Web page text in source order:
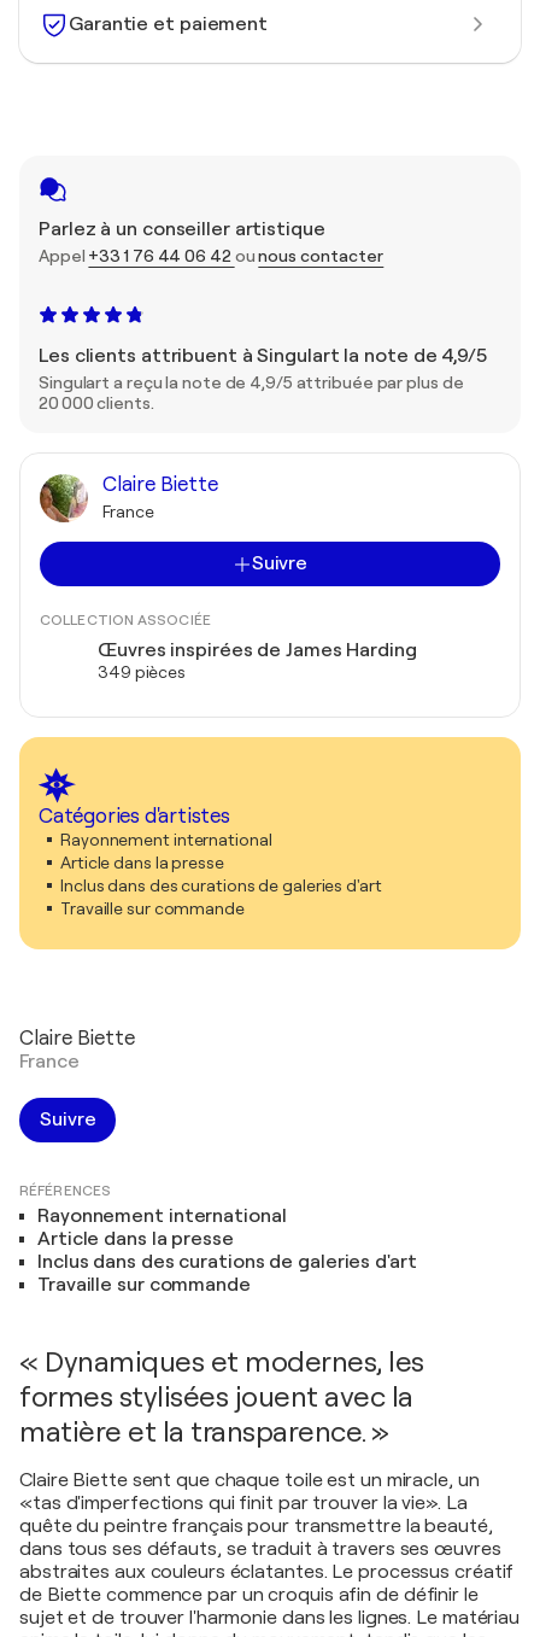
Garantie et paiement
Parlez à un conseiller artistique
Appel +33 1 76 44 06 42ounous contacter
Les clients attribuent à Singulart la note de 4,9/5
Singulart a reçu la note de 4,9/5 attribuée par plus de
20 000 clients.
Claire Biette
France
Suivre
COLLECTION ASSOCIÉE
Œuvres inspirées de James Harding
349 pièces
Catégories d'artistes
Rayonnement international
Article dans la presse
Inclus dans des curations de galeries d'art
Travaille sur commande
Claire Biette
France
Suivre
RÉFÉRENCES
Rayonnement international
Article dans la presse
Inclus dans des curations de galeries d'art
Travaille sur commande
« Dynamiques et modernes, les
formes stylisées jouent avec la
matière et la transparence. »
Claire Biette sent que chaque toile est un miracle, un
«tas d'imperfections qui finit par trouver la vie». La
quête du peintre français pour transmettre la beauté,
dans tous ses défauts, se traduit à travers ses œuvres
abstraites aux couleurs éclatantes. Le processus créatif
de Biette commence par un croquis afin de définir le
sujet et de trouver l'harmonie dans les lignes. Le matériau